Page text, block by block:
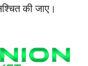
की जाए।